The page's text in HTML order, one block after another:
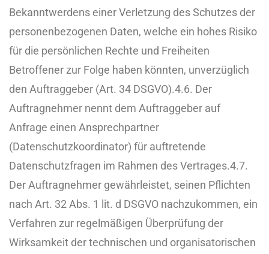
Bekanntwerdens einer Verletzung des Schutzes der
personenbezogenen Daten, welche ein hohes Risiko
für die persönlichen Rechte und Freiheiten
Betroffener zur Folge haben könnten, unverzüglich
den Auftraggeber (Art. 34 DSGVO).4.6. Der
Auftragnehmer nennt dem Auftraggeber auf
Anfrage einen Ansprechpartner
(Datenschutzkoordinator) für auftretende
Datenschutzfragen im Rahmen des Vertrages.4.7.
Der Auftragnehmer gewährleistet, seinen Pflichten
nach Art. 32 Abs. 1 lit. d DSGVO nachzukommen, ein
Verfahren zur regelmäßigen Überprüfung der
Wirksamkeit der technischen und organisatorischen